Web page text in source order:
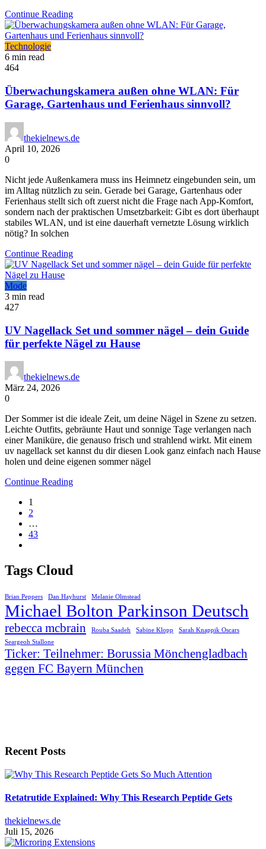
Continue Reading
Technologie
6 min read
464
Überwachungskamera außen ohne WLAN: Für
Garage, Gartenhaus und Ferienhaus sinnvoll?
thekielnews.de
April 10, 2026
0
Nicht jede Außenkamera muss ins Heimnetz eingebunden sein, um
im Alltag nützlich zu sein. Gerade bei Garage, Gartenhaus oder
Ferienhaus stellt sich oft zuerst nicht die Frage nach App-Komfort,
sondern nach der praktischen Umsetzbarkeit: Gibt es dort überhaupt
stabiles WLAN, und ist eine dauerhaft vernetzte Lösung wirklich
nötig? In solchen
Continue Reading
Mode
3 min read
427
UV Nagellack Set und sommer nägel – dein Guide
für perfekte Nägel zu Hause
thekielnews.de
März 24, 2026
0
Der Sommer ist die ideale Zeit, um deine Nägel in Szene zu setzen.
Leichte Outfits, gebräunte Haut und sonnige Tage verlangen nach
einer Maniküre, die genauso frisch und strahlend wirkt. Mit einem
uv nagellack set kannst du dir diesen Look ganz einfach nach Hause
holen und deine eigenen sommer nägel
Continue Reading
1
2
…
43
Tags Cloud
Brian Peppers Dan Hayhurst Melanie Olmstead
Michael Bolton Parkinson Deutsch
rebecca mcbrain Rouba Saadeh Sabine Klopp
Sarah Knappik Oscars
Seargeoh Stallone
Ticker: Teilnehmer: Borussia Mönchengladbach
gegen FC Bayern München
Recent Posts
Retatrutide Explained: Why This Research Peptide Gets
thekielnews.de
Juli 15, 2026